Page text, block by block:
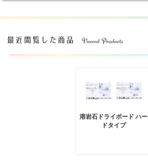
溶岩石ドライボード ハー
ドタイプ